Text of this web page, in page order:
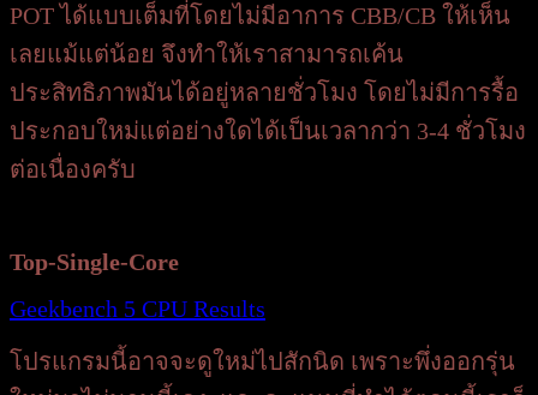
POT ได้แบบเต็มที่โดยไม่มีอาการ CBB/CB ให้เห็น
เลยแม้แต่น้อย จึงทำให้เราสามารถเค้น
ประสิทธิภาพมันได้อยู่หลายชั่วโมง โดยไม่มีการรื้อ
ประกอบใหม่แต่อย่างใดได้เป็นเวลากว่า 3-4 ชั่วโมง
ต่อเนื่องครับ
Top-Single-Core
Geekbench 5 CPU Results
โปรแกรมนี้อาจจะดูใหม่ไปสักนิด เพราะพึ่งออกรุ่น